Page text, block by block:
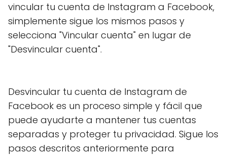
vincular tu cuenta de Instagram a Facebook,
simplemente sigue los mismos pasos y
selecciona "Vincular cuenta" en lugar de
"Desvincular cuenta".
Desvincular tu cuenta de Instagram de
Facebook es un proceso simple y fácil que
puede ayudarte a mantener tus cuentas
separadas y proteger tu privacidad. Sigue los
pasos descritos anteriormente para